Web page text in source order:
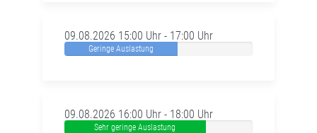
09.08.2026 15:00 Uhr - 17:00 Uhr
Geringe Auslastung
09.08.2026 16:00 Uhr - 18:00 Uhr
Sehr geringe Auslastung